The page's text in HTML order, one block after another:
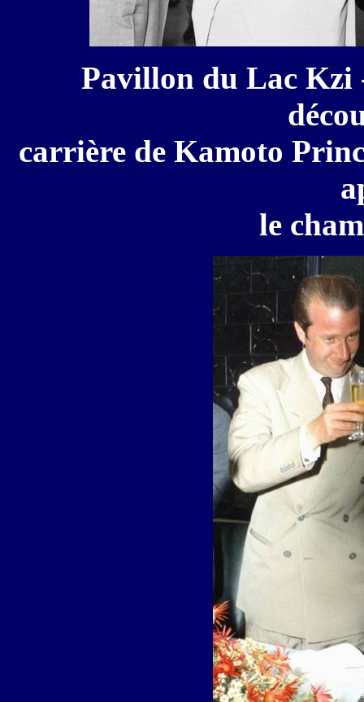
Pavillon du Lac Kzi
carrière de Kamoto
le